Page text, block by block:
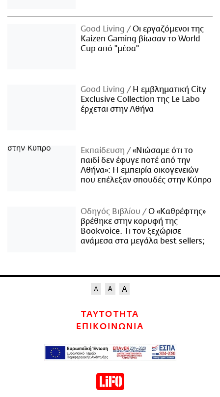
Good Living
Οι εργαζόμενοι της
Kaizen Gaming βίωσαν το World
Cup από "μέσα"
Good Living
Η εμβληματική City
Exclusive Collection της Le Labo
έρχεται στην Αθήνα
Εκπαίδευση
«Νιώσαμε ότι το
παιδί δεν έφυγε ποτέ από την
Αθήνα»: Η εμπειρία οικογενειών
που επέλεξαν σπουδές στην Κύπρο
Οδηγός Βιβλίου
Ο «Καθρέφτης»
βρέθηκε στην κορυφή της
Bookvoice. Τι τον ξεχώρισε
ανάμεσα στα μεγάλα best sellers;
ΤΑΥΤΟΤΗΤΑ
ΕΠΙΚΟΙΝΩΝΙΑ